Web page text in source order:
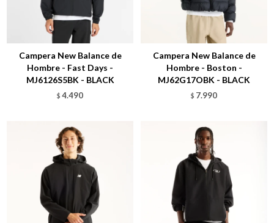
Campera New Balance de
Hombre - Fast Days -
MJ6126S5BK - BLACK
$ 4.490
Campera New Balance de
Hombre - Boston -
MJ62G17OBK - BLACK
$ 7.990